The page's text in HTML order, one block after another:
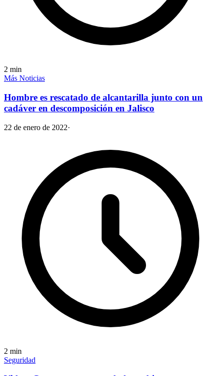
2 min
Más Noticias
Hombre es rescatado de alcantarilla junto con un
cadáver en descomposición en Jalisco
22 de enero de 2022·
2 min
Seguridad